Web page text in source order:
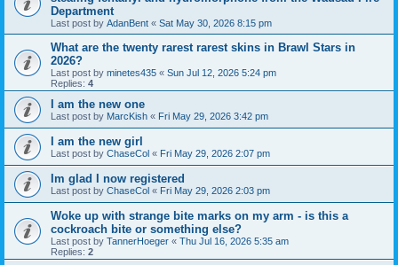
Department
Last post by AdanBent « Sat May 30, 2026 8:15 pm
What are the twenty rarest rarest skins in Brawl Stars in
2026?
Last post by minetes435 « Sun Jul 12, 2026 5:24 pm
Replies: 4
I am the new one
Last post by MarcKish « Fri May 29, 2026 3:42 pm
I am the new girl
Last post by ChaseCol « Fri May 29, 2026 2:07 pm
Im glad I now registered
Last post by ChaseCol « Fri May 29, 2026 2:03 pm
Woke up with strange bite marks on my arm - is this a
cockroach bite or something else?
Last post by TannerHoeger « Thu Jul 16, 2026 5:35 am
Replies: 2